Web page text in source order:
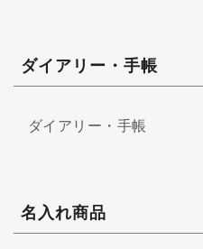
ダイアリー・手帳
ダイアリー・手帳
名入れ商品